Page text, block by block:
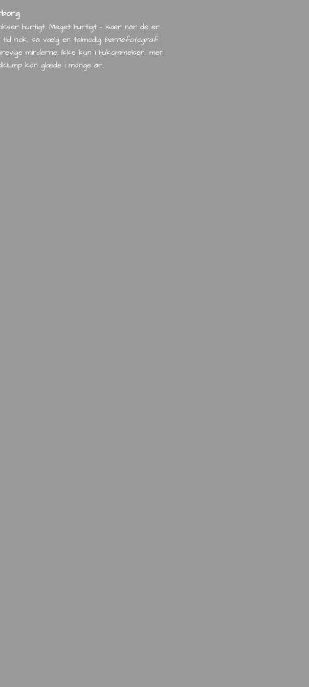
hurtigt. Meget hurtigt – især når de er
nok, så vælg en tålmodig børnefotograf.
minderne. Ikke kun i hukommelsen, men
kan glæde i mange år.